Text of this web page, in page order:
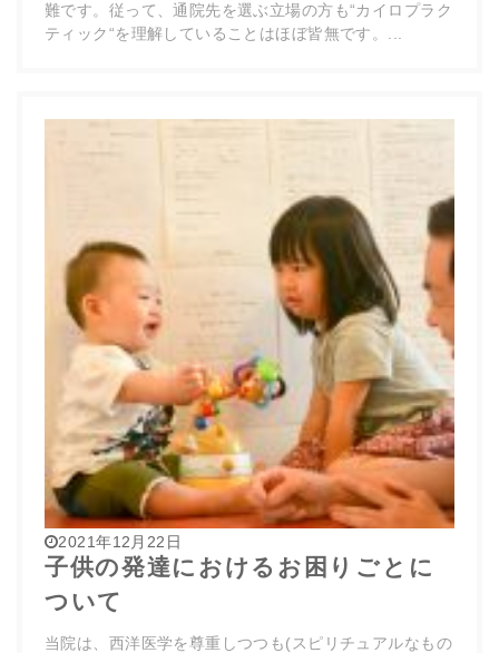
難です。従って、通院先を選ぶ立場の方も“カイロプラク
ティック“を理解していることはほぼ皆無です。...
2021年12月22日
子供の発達におけるお困りごとに
ついて
当院は、西洋医学を尊重しつつも(スピリチュアルなもの